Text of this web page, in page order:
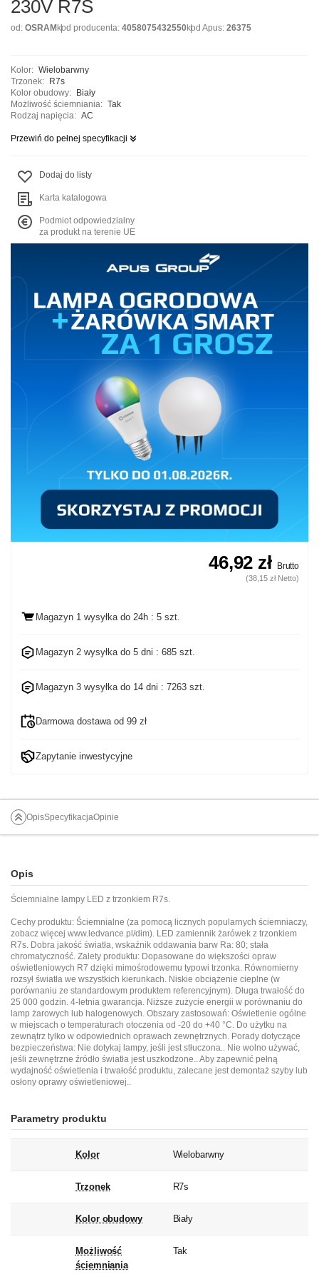
230V R7S
od: OSRAMkod producenta: 4058075432550kod Apus: 26375
Kolor: Wielobarwny
Trzonek: R7s
Kolor obudowy: Biały
Możliwość ściemniania: Tak
Rodzaj napięcia: AC
Przewiń do pełnej specyfikacji
Dodaj do listy
Karta katalogowa
Podmiot odpowiedzialny
za produkt na terenie UE
46,92 zł Brutto
(38,15 zł Netto)
Magazyn 1 wysyłka do 24h : 5 szt.
Magazyn 2 wysyłka do 5 dni : 685 szt.
Magazyn 3 wysyłka do 14 dni : 7263 szt.
Darmowa dostawa od 99 zł
Zapytanie inwestycyjne
OpisSpecyfikacjaOpinie
Opis
Ściemnialne lampy LED z trzonkiem R7s.
Cechy produktu: Ściemnialne (za pomocą licznych popularnych ściemniaczy,
zobacz więcej www.ledvance.pl/dim). LED zamiennik żarówek z trzonkiem
R7s. Dobra jakość światła, wskaźnik oddawania barw Ra: 80; stała
chromatyczność. Zalety produktu: Dopasowane do większości opraw
oświetleniowych R7 dzięki mimośrodowemu typowi trzonka. Równomierny
rozsył światła we wszystkich kierunkach. Niskie obciążenie cieplne (w
porównaniu ze standardowym produktem referencyjnym). Długa trwałość do
25 000 godzin. 4-letnia gwarancja. Niższe zużycie energii w porównaniu do
lamp żarowych lub halogenowych. Obszary zastosowań: Oświetlenie ogólne
w miejscach o temperaturach otoczenia od -20 do +40 °C. Do użytku na
zewnątrz tylko w odpowiednich oprawach zewnętrznych. Porady dotyczące
bezpieczeństwa: Nie dotykaj lampy, jeśli jest stłuczona.. Nie wolno używać,
jeśli zewnętrzne źródło światła jest uszkodzone.. Aby zapewnić pełną
wydajność oświetlenia i trwałość produktu, zalecane jest demontaż szyby lub
osłony oprawy oświetleniowej..
Parametry produktu
Kolor Wielobarwny
Trzonek R7s
Kolor obudowy Biały
Możliwość
ściemniania
Tak